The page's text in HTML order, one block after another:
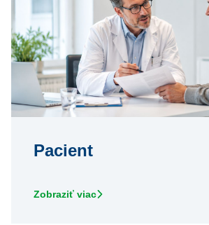
Pacient
Zobraziť viac